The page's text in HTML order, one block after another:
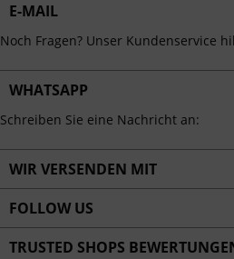
E-MAIL
Noch Fragen? Unser Kundenservice
WHATSAPP
Schreiben Sie eine Nachricht an:
WIR VERSENDEN MIT
FOLLOW US
TRUSTED SHOPS
Service